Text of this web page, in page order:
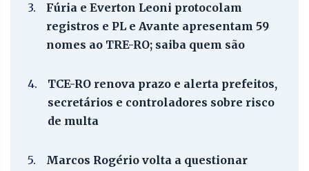
3.
Fúria e Everton Leoni protocolam
registros e PL e Avante apresentam 59
nomes ao TRE-RO; saiba quem são
4.
TCE-RO renova prazo e alerta prefeitos,
secretários e controladores sobre risco
de multa
5.
Marcos Rogério volta a questionar